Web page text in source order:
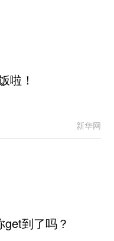
啦！
新华网
到了吗？